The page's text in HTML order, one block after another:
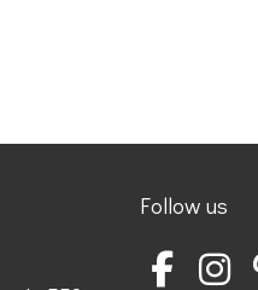
Follow us